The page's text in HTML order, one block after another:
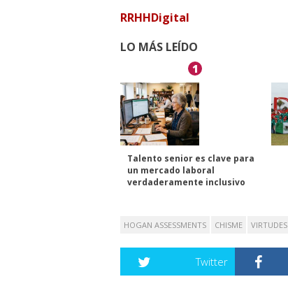
RRHHDigital
LO MÁS LEÍDO
1
Talento senior es clave para
un mercado laboral
verdaderamente inclusivo
HOGAN ASSESSMENTS CHISME VIRTUDES
Twitter